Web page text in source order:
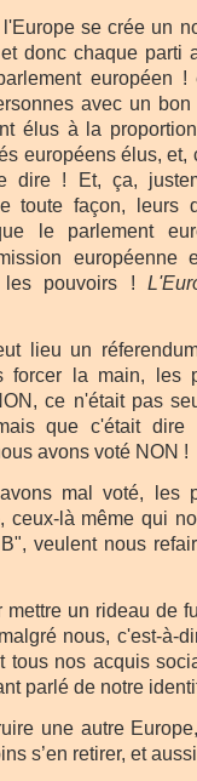
se crée un
donc chaque parti
européen
avec un
élus à la
européens élus, et,
dire ! Et, ça,
toute façon, leurs
le parlement
européenne
pouvoirs !
lieu un
forcer la main, les
ce n'était pas
que c'était dire
avons voté NON !
mal voté, les
ceux-là même qui
veulent nous
un rideau de
nous, c'est-à-
tous nos acquis
parlé de notre
une autre
s’en retirer, et